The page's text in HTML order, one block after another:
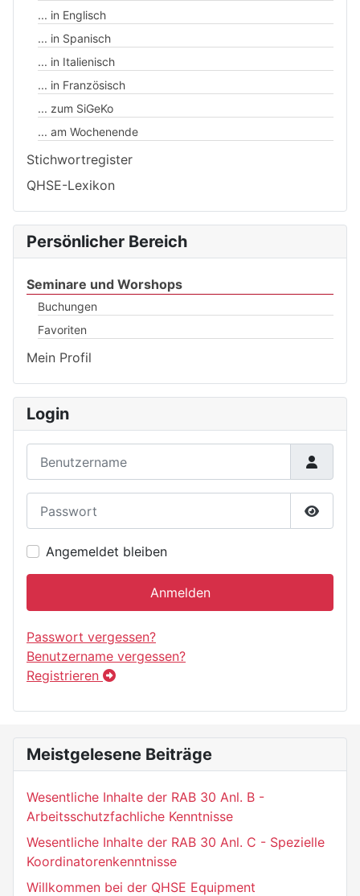
... in Englisch
... in Spanisch
... in Italienisch
... in Französisch
... zum SiGeKo
... am Wochenende
Stichwortregister
QHSE-Lexikon
Persönlicher Bereich
Seminare und Worshops
Buchungen
Favoriten
Mein Profil
Login
Angemeldet bleiben
Anmelden
Passwort vergessen?
Benutzername vergessen?
Registrieren
Meistgelesene Beiträge
Wesentliche Inhalte der RAB 30 Anl. B -
Arbeitsschutzfachliche Kenntnisse
Wesentliche Inhalte der RAB 30 Anl. C - Spezielle
Koordinatorenkenntnisse
Willkommen bei der QHSE Equipment